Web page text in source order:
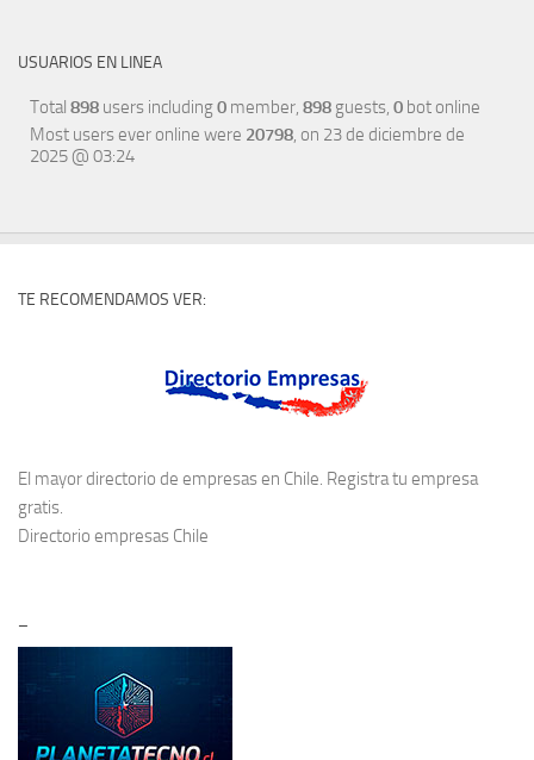
USUARIOS EN LINEA
Total 898 users including0 member, 898 guests, 0 bot online
Most users ever online were 20798, on 23 de diciembre de
2025 @ 03:24
TE RECOMENDAMOS VER:
El mayor directorio de empresas en Chile. Registra tu empresa
gratis.
Directorio empresas Chile
–